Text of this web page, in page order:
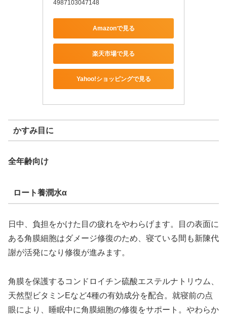
4987103047148
Amazonで見る
楽天市場で見る
Yahoo!ショッピングで見る
かすみ目に
全年齢向け
ロート養潤水α
日中、負担をかけた目の疲れをやわらげます。目の表面に
ある角膜細胞はダメージ修復のため、寝ている間も新陳代
謝が活発になり修復が進みます。
角膜を保護するコンドロイチン硫酸エステルナトリウム、
天然型ビタミンEなど4種の有効成分を配合。就寝前の点
眼により、睡眠中に角膜細胞の修復をサポート。やわらか